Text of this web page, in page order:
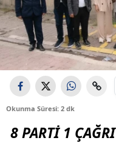
Okunma Süresi: 2 dk
8 PARTİ 1 ÇAĞRI